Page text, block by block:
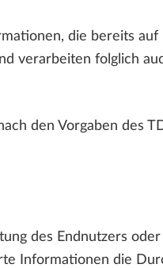
die bereits auf
verarbeiten folglich
den Vorgaben des
des Endnutzers
Informationen die